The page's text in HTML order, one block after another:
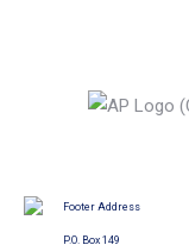
P.O. Box 149